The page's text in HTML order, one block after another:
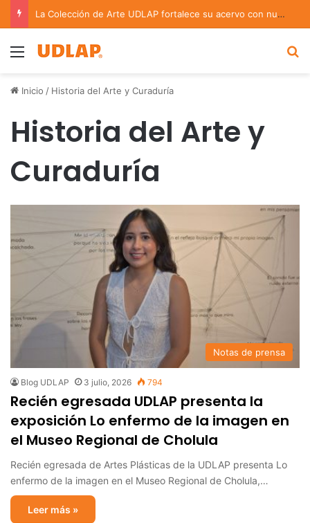
La Colección de Arte UDLAP fortalece su acervo con nuevas obras de artistas emergentes y consolidados
Menu
Inicio / Historia del Arte y Curaduría
Historia del Arte y
Curaduría
Notas de prensa
Blog UDLAP 3 julio, 2026 794
Recién egresada UDLAP presenta la
exposición Lo enfermo de la imagen en
el Museo Regional de Cholula
Recién egresada de Artes Plásticas de la UDLAP presenta Lo
enfermo de la imagen en el Museo Regional de Cholula,…
Leer más »